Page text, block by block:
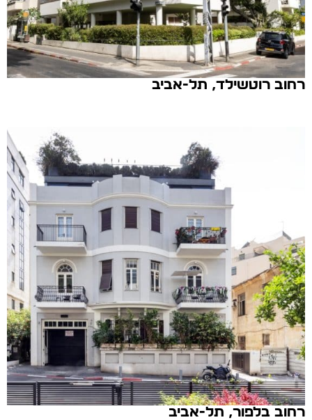
רחוב רוטשילד, תל-אביב
רחוב בלפור, תל-אביב